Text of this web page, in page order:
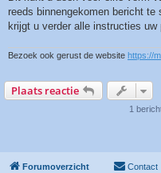
reeds binnengekomen bericht
krijgt u verder alle instructies uw
Bezoek ook gerust de website https://
Plaats reactie
1
Forumoverzicht Contact